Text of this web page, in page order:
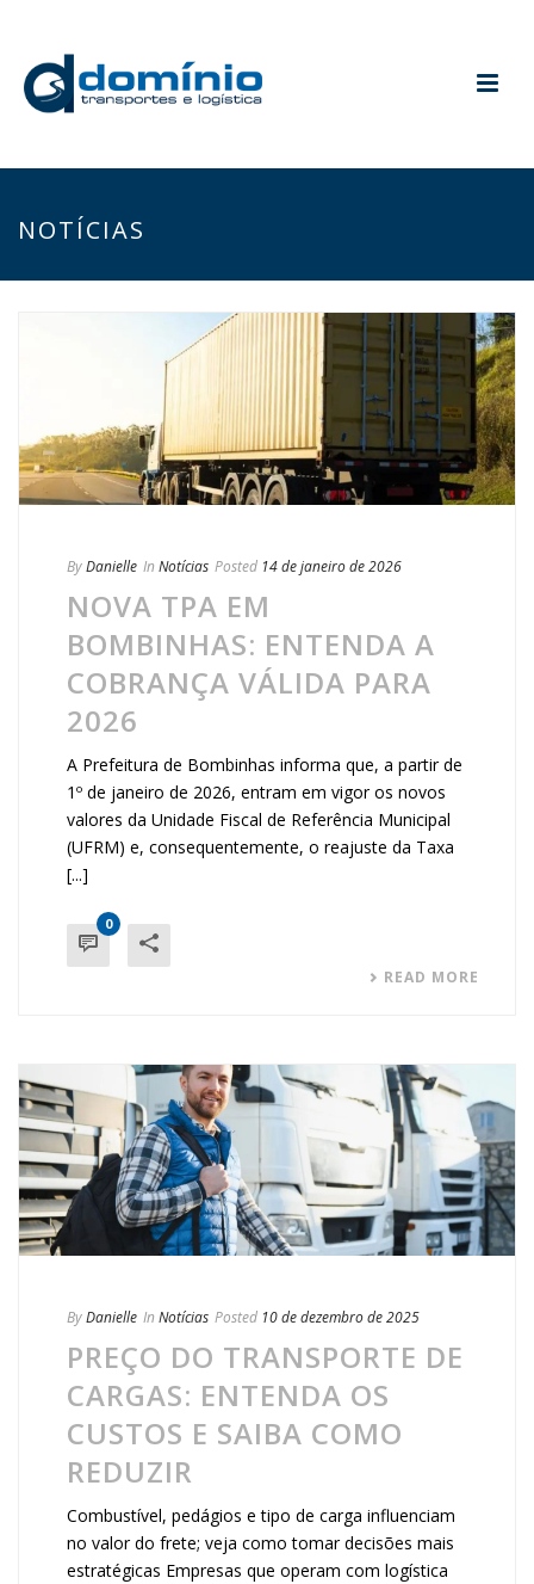
NOTÍCIAS
ByDanielle In Notícias Posted 14 de janeiro de 2026
NOVA TPA EM
BOMBINHAS: ENTENDA A
COBRANÇA VÁLIDA PARA
2026
A Prefeitura de Bombinhas informa que, a partir de
1º de janeiro de 2026, entram em vigor os novos
valores da Unidade Fiscal de Referência Municipal
(UFRM) e, consequentemente, o reajuste da Taxa
[...]
0
READ MORE
ByDanielle In Notícias Posted 10 de dezembro de 2025
PREÇO DO TRANSPORTE DE
CARGAS: ENTENDA OS
CUSTOS E SAIBA COMO
REDUZIR
Combustível, pedágios e tipo de carga influenciam
no valor do frete; veja como tomar decisões mais
estratégicas Empresas que operam com logística